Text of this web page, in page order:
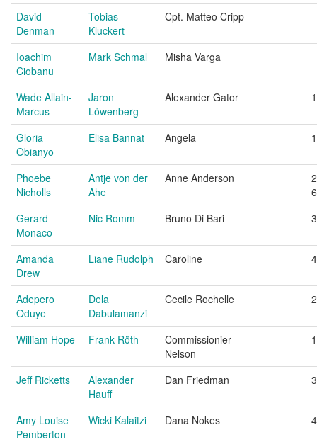
David
Denman
Tobias
Kluckert
Cpt. Matteo Cripp
Ioachim
Ciobanu
Mark Schmal Misha Varga
Wade Allain-
Marcus
Jaron
Löwenberg
Alexander Gator
Gloria
Obianyo
Elisa Bannat Angela
Phoebe
Nicholls
Antje von der
Ahe
Anne Anderson
6
Gerard
Monaco
Nic Romm Bruno Di Bari
Amanda
Drew
Liane Rudolph Caroline
Adepero
Oduye
Dela
Dabulamanzi
Cecile Rochelle
William Hope Frank Röth
Commissionier
Nelson
Jeff Ricketts
Alexander
Hauff
Dan Friedman 3
Amy Louise
Pemberton
Wicki Kalaitzi Dana Nokes 4